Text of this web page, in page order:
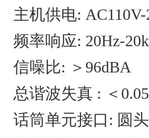
主机供电:
频率响应: 20Hz-
信噪比: ＞96dBA
总谐波失真 : ＜
话筒单元接口: 圆